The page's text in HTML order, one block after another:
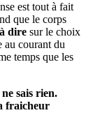
est tout à fait
que le corps
dire sur le choix
au courant du
temps que les
sais rien.
fraicheur